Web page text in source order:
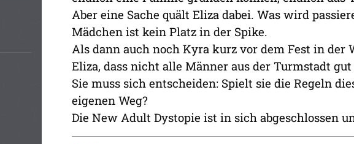
Aber eine Sache quält Eliza dabei. Was wird
Mädchen ist kein Platz in der Spike.
Als dann auch noch Kyra kurz vor dem Fest in der
Eliza, dass nicht alle Männer aus der Turmstadt
Sie muss sich entscheiden: Spielt sie die Regeln
eigenen Weg?
Die New Adult Dystopie ist in sich abgeschlossen